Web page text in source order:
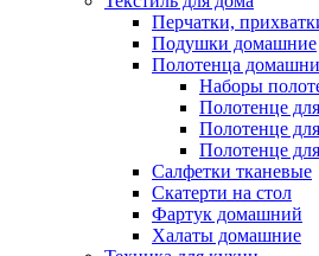
Перчатки,
Подушки домашние
Полотенца
Наборы
Полотенце
Полотенце
Полотенце
Салфетки тканевые
Скатерти на стол
Фартук домашний
Халаты домашние